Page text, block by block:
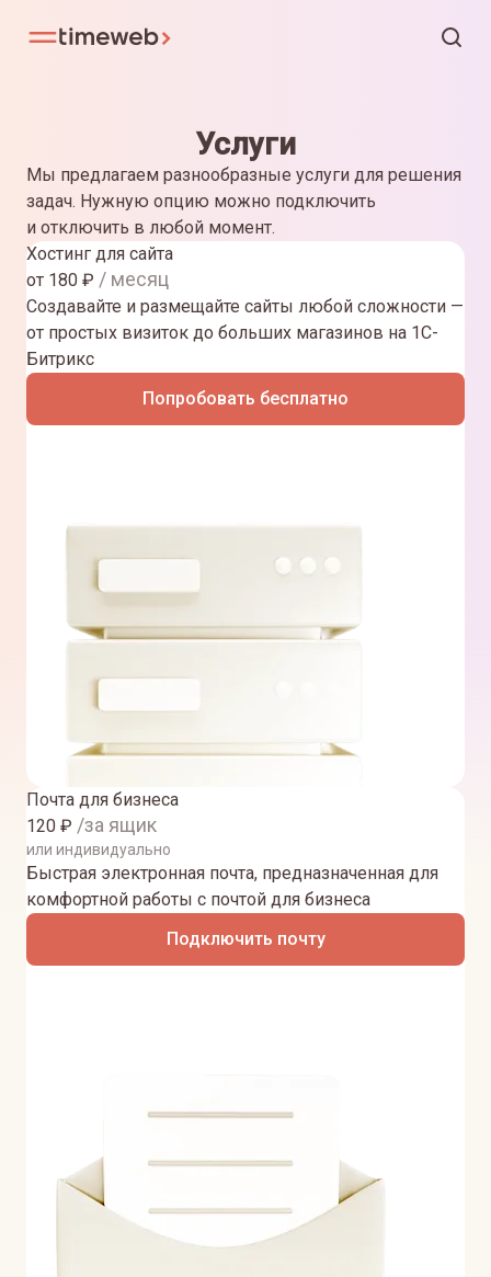
Услуги
Мы предлагаем разнообразные услуги для решения
задач. Нужную опцию можно подключить
и отключить в любой момент.
Хостинг для сайта
от 180 ₽ / месяц
Создавайте и размещайте сайты любой сложности —
от простых визиток до больших магазинов на 1С-
Битрикс
Попробовать бесплатно
Почта для бизнеса
120 ₽ /за ящик
или индивидуально
Быстрая электронная почта, предназначенная для
комфортной работы с почтой для бизнеса
Подключить почту